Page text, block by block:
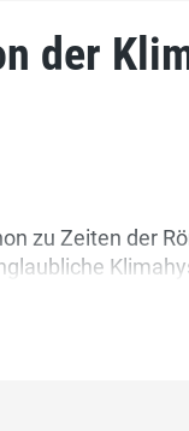
der
zu Zeiten der